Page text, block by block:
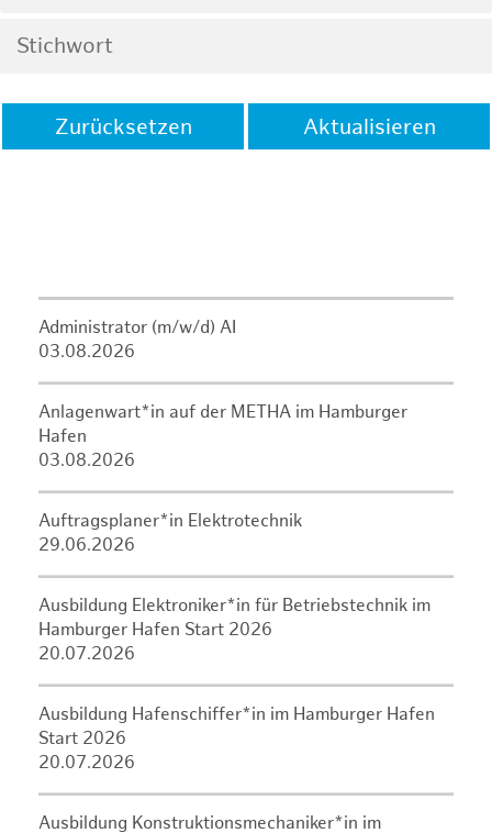
Zurücksetzen Aktualisieren
Administrator (m/w/d) AI
03.08.2026
Anlagenwart*in auf der METHA im Hamburger
Hafen
03.08.2026
Auftragsplaner*in Elektrotechnik
29.06.2026
Ausbildung Elektroniker*in für Betriebstechnik im
Hamburger Hafen Start 2026
20.07.2026
Ausbildung Hafenschiffer*in im Hamburger Hafen
Start 2026
20.07.2026
Ausbildung Konstruktionsmechaniker*in im